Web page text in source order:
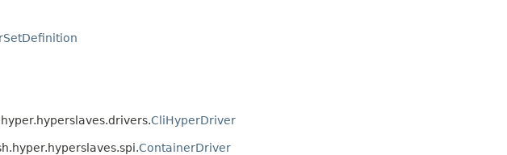
CliHyperDriver
ContainerDriver